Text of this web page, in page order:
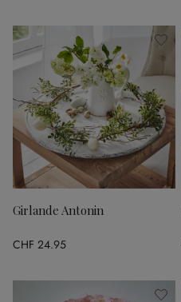
Girlande Antonin
CHF 24.95